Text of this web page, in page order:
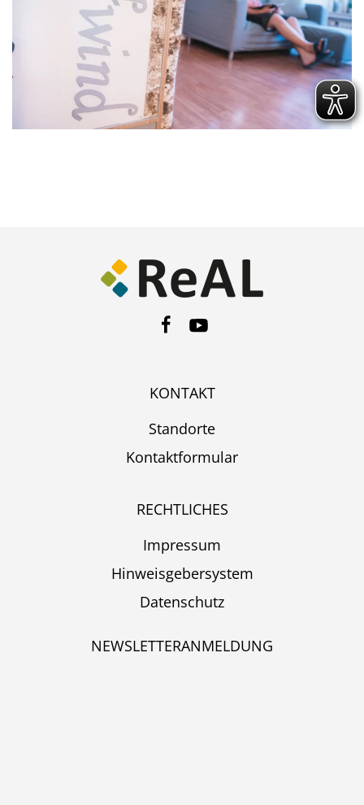
KONTAKT
Standorte
Kontaktformular
RECHTLICHES
Impressum
Hinweisgebersystem
Datenschutz
NEWSLETTERANMELDUNG